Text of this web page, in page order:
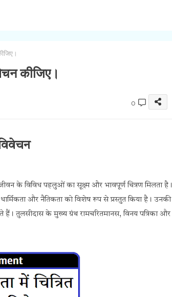
कीजिए।
0
के विविध पहलुओं का सूक्ष्म और भावपूर्ण चित्रण मिलता है।
और नैतिकता को विशेष रूप से प्रस्तुत किया है। उनकी
के मुख्य ग्रंथ रामचरितमानस, विनय पत्रिका और